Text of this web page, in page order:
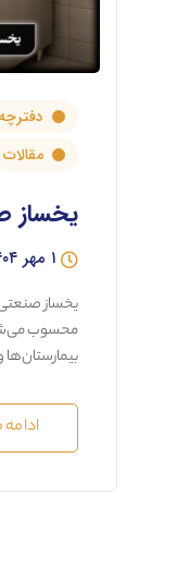
مقالات
یخساز
۱ مهر ۱۴۰۴
یخساز
محسوب